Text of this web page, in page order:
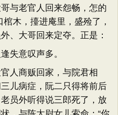
与老官人回来怨畅，怎的
木，擡进庵里，盛殓了，
、大哥回来定夺。正是：
意叹声多。
商贩回家，与院君相
儿病症，阮二只得将前后
员外听得说三郎死了，放